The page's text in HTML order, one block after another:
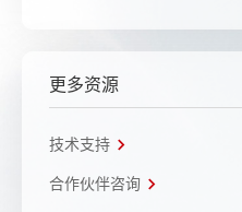
更多资源
技术支持
合作伙伴咨询